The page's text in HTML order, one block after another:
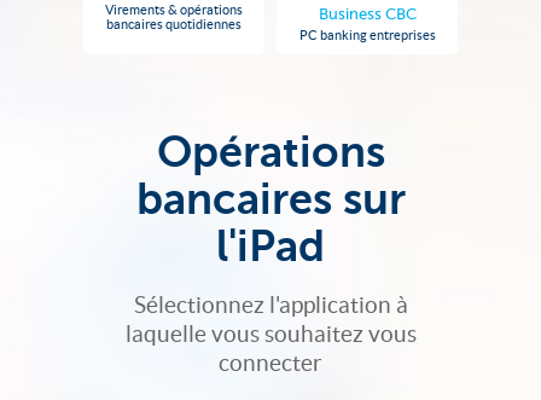
Virements & opérations
bancaires quotidiennes
Business CBC
PC banking entreprises
Opérations
bancaires sur
l'iPad
Sélectionnez l'application à
laquelle vous souhaitez vous
connecter